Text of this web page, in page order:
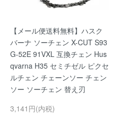
【メール便送料無料】ハスク
バーナ ソーチェン X-CUT S93
G-52E 91VXL 互換チェン Hus
qvarna H35 セミチゼル ピクセ
ルチェン チェーンソー チェン
ソー ソーチェン 替え刃
3,141円(内税)